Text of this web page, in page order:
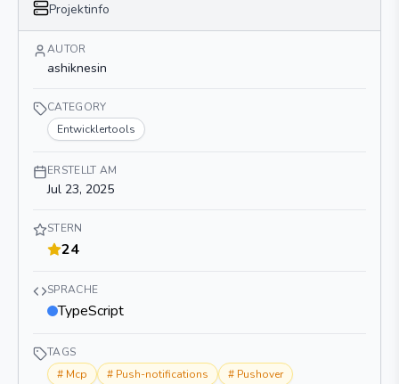
Projektinfo
AUTOR
ashiknesin
CATEGORY
Entwicklertools
ERSTELLT AM
Jul 23, 2025
STERN
24
SPRACHE
TypeScript
TAGS
# Mcp # Push-notifications # Pushover